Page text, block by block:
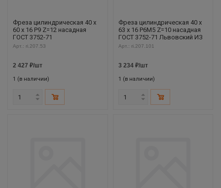
Фреза цилиндрическая 40 х
60 х 16 Р9 Z=12 насадная
ГОСТ 3752-71
Арт.: ri.207.53
2 427 ₽/шт
1 (в наличии)
Фреза цилиндрическая 40 х
63 х 16 Р6М5 Z=10 насадная
ГОСТ 3752-71 Львовский ИЗ
Арт.: ri.207.101
3 234₽/шт
1 (в наличии)